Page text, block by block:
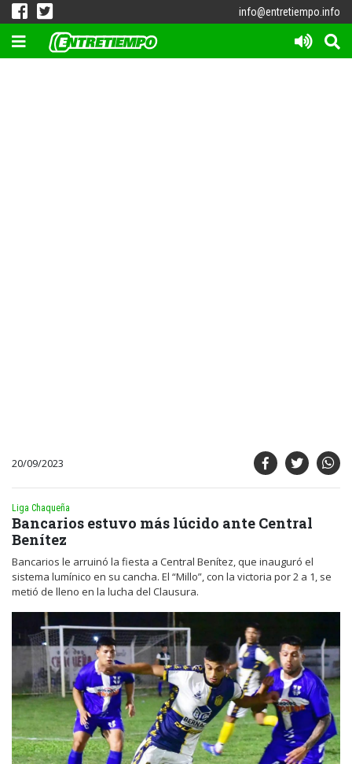
info@entretiempo.info
20/09/2023
Liga Chaqueña
Bancarios estuvo más lúcido ante Central
Benítez
Bancarios le arruinó la fiesta a Central Benítez, que inauguró el
sistema lumínico en su cancha. El “Millo”, con la victoria por 2 a 1, se
metió de lleno en la lucha del Clausura.